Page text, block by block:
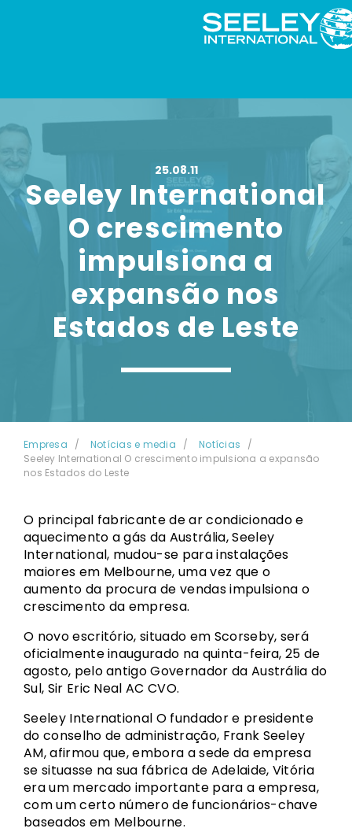
25.08.11
Seeley International
O crescimento
impulsiona a
expansão nos
Estados de Leste
Empresa Notícias e media
Notícias
Seeley International O crescimento impulsiona a expansão
nos Estados do Leste
O principal fabricante de ar condicionado e
aquecimento a gás da Austrália, Seeley
International, mudou-se para instalações
maiores em Melbourne, uma vez que o
aumento da procura de vendas impulsiona o
crescimento da empresa.
O novo escritório, situado em Scorseby, será
oficialmente inaugurado na quinta-feira, 25 de
agosto, pelo antigo Governador da Austrália do
Sul, Sir Eric Neal AC CVO.
Seeley International O fundador e presidente
do conselho de administração, Frank Seeley
AM, afirmou que, embora a sede da empresa
se situasse na sua fábrica de Adelaide, Vitória
era um mercado importante para a empresa,
com um certo número de funcionários-chave
baseados em Melbourne.